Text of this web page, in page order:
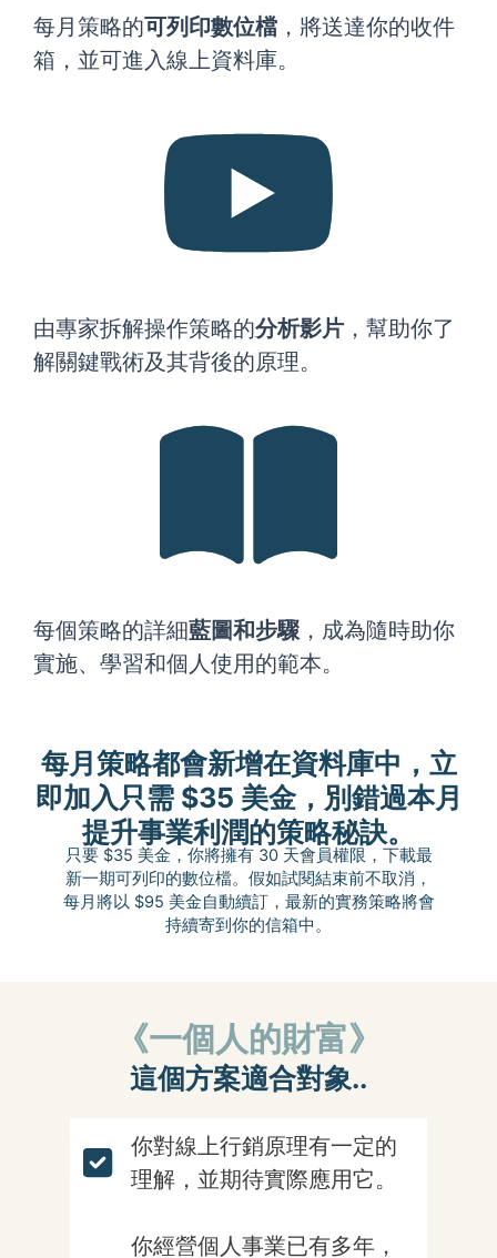
每月策略的可列印數位檔 ，將送達你的收件
箱，並可進入線上資料庫。
由專家拆解操作策略的分析影片 ，幫助你了
解關鍵戰術及其背後的原理。
每個策略的詳細藍圖和步驟 ，成為隨時助你
實施、學習和個人使用的範本。
每月策略都會新增在資料庫中，立
即加入只需 $35 美金，別錯過本月
提升事業利潤的策略秘訣。
只要 $35 美金，你將擁有 30 天會員權限，下載最
新一期可列印的數位檔。假如試閱結束前不取消，
每月將以 $95 美金自動續訂，最新的實務策略將會
持續寄到你的信箱中。
《一個人的財富》
這個方案適合對象..
你對線上行銷原理有一定的
理解，並期待實際應用它。
你經營個人事業已有多年，